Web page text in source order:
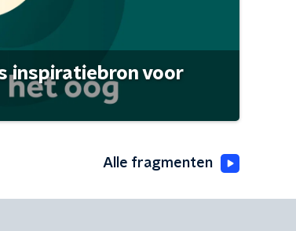
inspiratiebron voor
Alle fragmenten